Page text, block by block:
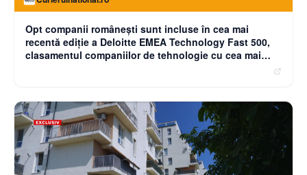
Opt companii românești sunt incluse în cea mai
recentă ediție a Deloitte EMEA Technology Fast 500,
clasamentul companiilor de tehnologie cu cea mai